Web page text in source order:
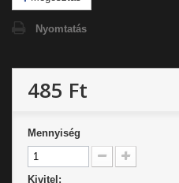
Nyomtatás
485 Ft
Mennyiség
Kivitel: